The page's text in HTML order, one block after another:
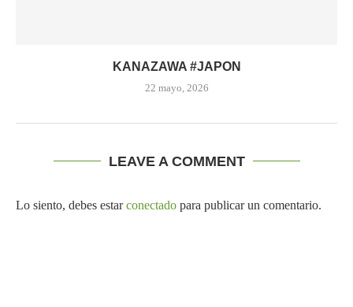
KANAZAWA #JAPON
22 mayo, 2026
LEAVE A COMMENT
Lo siento, debes estarconectado para publicar un comentario.